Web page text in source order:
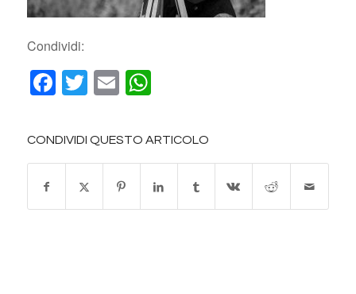
Condividi:
Facebook
Twitter
EmailWhatsApp
CONDIVIDI QUESTO ARTICOLO